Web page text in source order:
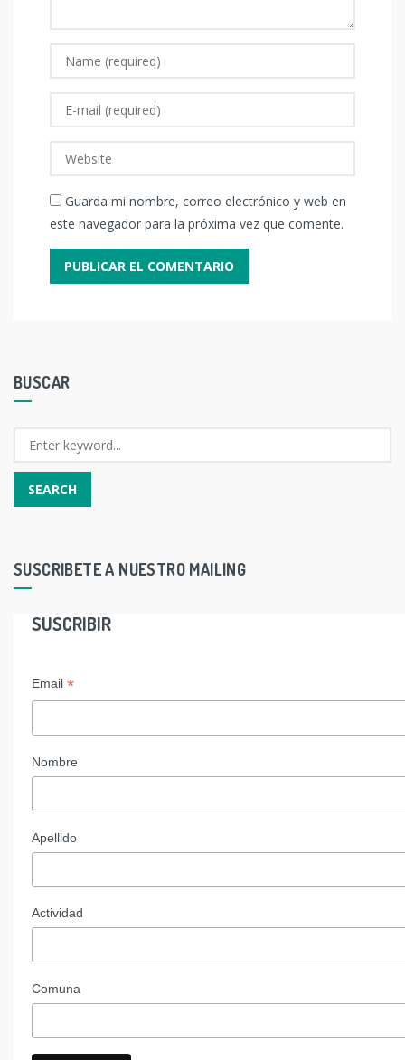
Guarda mi nombre, correo electrónico y web en
este navegador para la próxima vez que comente.
BUSCAR
SUSCRIBETE A NUESTRO MAILING
SUSCRIBIR
Email *
Nombre
Apellido
Actividad
Comuna